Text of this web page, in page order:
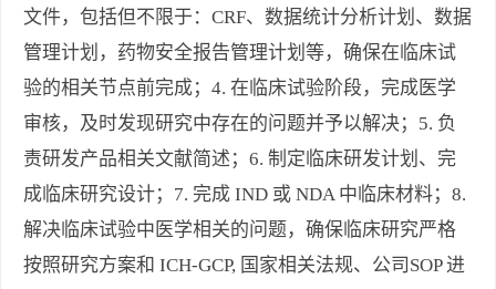
文件，包括但不限于：CRF、数据统计分析计划、数据
管理计划，药物安全报告管理计划等，确保在临床试
验的相关节点前完成；4. 在临床试验阶段，完成医学
审核，及时发现研究中存在的问题并予以解决；5. 负
责研发产品相关文献简述；6. 制定临床研发计划、完
成临床研究设计；7. 完成 IND 或 NDA 中临床材料；8.
解决临床试验中医学相关的问题，确保临床研究严格
按照研究方案和 ICH-GCP, 国家相关法规、公司SOP 进